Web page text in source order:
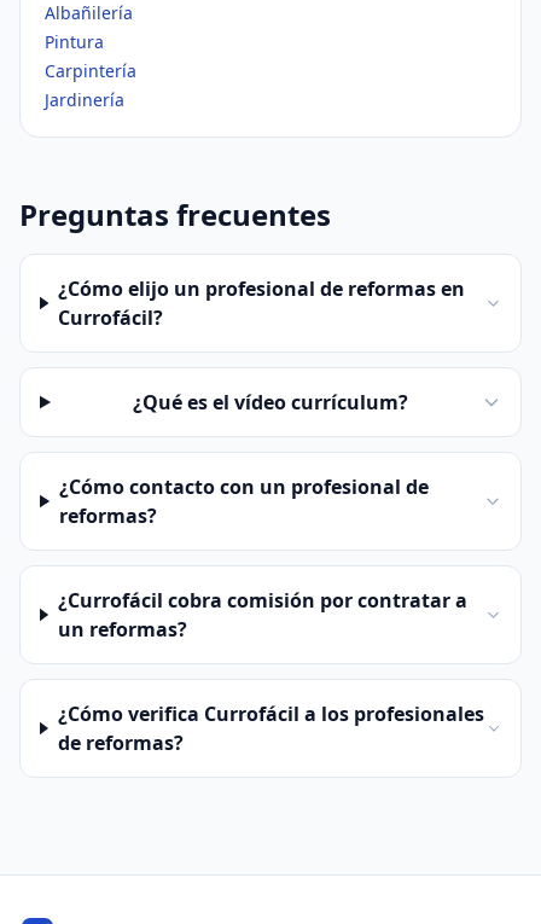
Albañilería
Pintura
Carpintería
Jardinería
Preguntas frecuentes
¿Cómo elijo un profesional de reformas en
Currofácil?
¿Qué es el vídeo currículum?
¿Cómo contacto con un profesional de
reformas?
¿Currofácil cobra comisión por contratar a
un reformas?
¿Cómo verifica Currofácil a los profesionales
de reformas?